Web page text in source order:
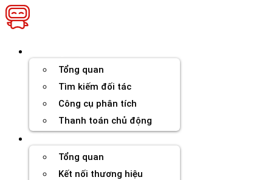
Chuyển
đến
Tổng quan
Tìm kiếm đối tác
Công cụ phân tích
Thanh toán chủ động
Tổng quan
Kết nối thương hiệu